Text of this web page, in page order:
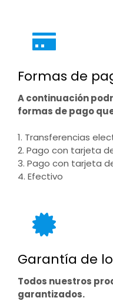
Formas de
A continuación
formas de pago
1. Transferencias
2. Pago con tarjeta
3. Pago con tarjeta
4. Efectivo
Garantía de
Todos nuestros
garantizados.